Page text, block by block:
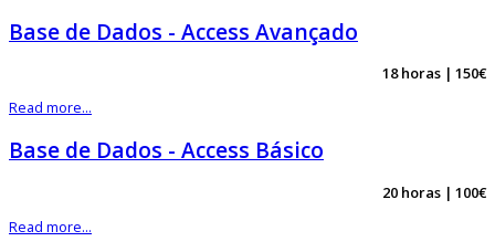
Base de Dados - Access Avançado
18 horas | 150€
Read more...
Base de Dados - Access Básico
20 horas | 100€
Read more...